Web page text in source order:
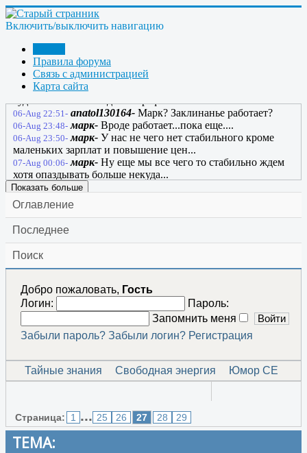
Включить/выключить навигацию
Правила форума
Связь с администрацией
Карта сайта
06-Aug 13:35- марк-Там накинулись на него опять как ........
06-Aug 14:04- марк-Только визг стоит....
то, что Григ им гутарит так ловко; но, чтобы и мне так
писать об СЕ, мне месяц нужна тренировка! так и мне об
Е, мне месяц нужна тренировка!
06-Aug 22:48- anatol130164-
06-Aug 22:51- anatol130164- Марк? Заклинанье работает?
06-Aug 23:48- марк- Вроде работает...пока еще....
06-Aug 23:50- марк- У нас не чего нет стабильного кроме
маленьких зарплат и повышение цен...
07-Aug 00:06- марк- Ну еще мы все чего то стабильно ждем
хотя опаздывать больше некуда...
Показать больше
Оглавление
Последнее
Поиск
Добро пожаловать, Гость
Логин:
Пароль:
Запомнить меня
Забыли пароль? Забыли логин? Регистрация
Тайные знания Свободная энергия Юмор СЕ
Страница: 1 ... 25 26 27 28 29
ТЕМА: